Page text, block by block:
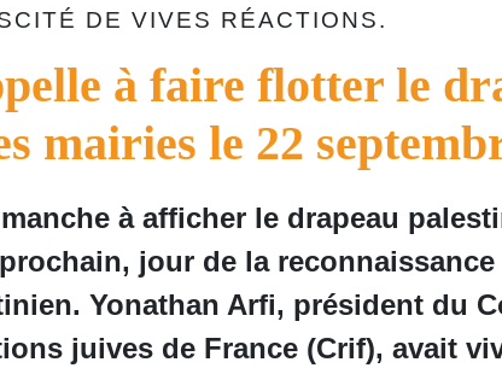
DE VIVES RÉACTIONS.
à faire flotter le
mairies le 22
à afficher le drapeau
jour de la
Yonathan Arfi, président du
juives de France (Crif), avait